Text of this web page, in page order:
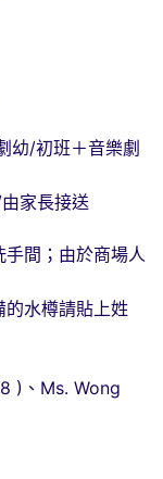
初班＋音樂劇
長接送
間；由於商場人
的水樽請貼上姓
)、Ms. Wong